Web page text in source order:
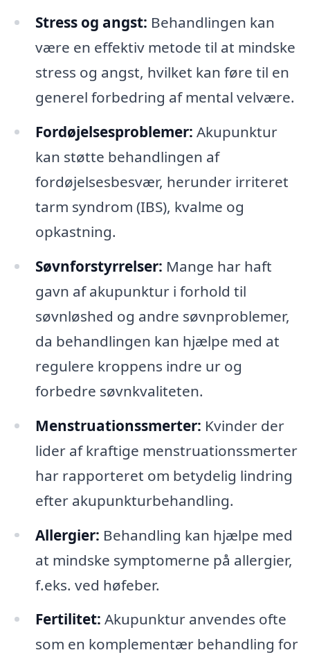
Stress og angst: Behandlingen kan
være en effektiv metode til at mindske
stress og angst, hvilket kan føre til en
generel forbedring af mental velvære.
Fordøjelsesproblemer: Akupunktur
kan støtte behandlingen af
fordøjelsesbesvær, herunder irriteret
tarm syndrom (IBS), kvalme og
opkastning.
Søvnforstyrrelser: Mange har haft
gavn af akupunktur i forhold til
søvnløshed og andre søvnproblemer,
da behandlingen kan hjælpe med at
regulere kroppens indre ur og
forbedre søvnkvaliteten.
Menstruationssmerter: Kvinder der
lider af kraftige menstruationssmerter
har rapporteret om betydelig lindring
efter akupunkturbehandling.
Allergier: Behandling kan hjælpe med
at mindske symptomerne på allergier,
f.eks. ved høfeber.
Fertilitet: Akupunktur anvendes ofte
som en komplementær behandling for